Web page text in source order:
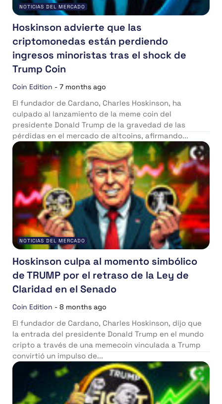
NOTICIAS DEL MERCADO
Hoskinson advierte que las
criptomonedas están perdiendo
ingresos minoristas tras el shock de
Trump Coin
Coin Edition - 7 months ago
El fundador de Cardano, Charles Hoskinson, ha
culpado al lanzamiento de la meme coin del
presidente Donald Trump de la gravedad de las
pérdidas en el mercado de altcoins, afirmando...
NOTICIAS DEL MERCADO
Hoskinson culpa al momento simbólico
de TRUMP por el retraso de la Ley de
Claridad en el Senado
Coin Edition - 8 months ago
El fundador de Cardano, Charles Hoskinson, dijo que
la entrada del presidente Donald Trump en el mundo
cripto a través de una memecoin vinculada a Trump
convirtió un impulso de...